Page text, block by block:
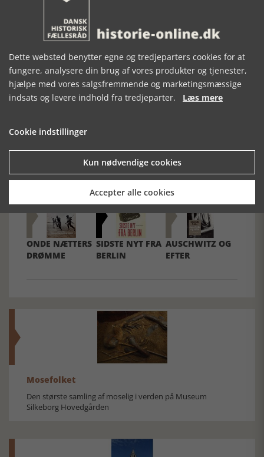
stof til eftertanke - også med hensyn til eleverne fremtidige
møder fx i aviser og på nettet.
(Historie-online.dk, den 4. oktober 2023]
Forrige artikel
SE RELATEREDE ARTIKLER
ONDE NÆTTERS
DRØMME
SIDSTE NYT FRA
BERLIN
AUSCHWITZ OG
EFTER
Mosefolket
Den største samling af moselig i verden på Museum
Silkeborg Hovedgården
Dette websted benytter egne og tredjeparters cookies for at
fungere, analysere din brug af vores produkter og tjenester,
hjælpe med vores salgsfremmende og marketingsmæssige
indsats og levere indhold fra tredjeparter. Læs mere
Cookie indstillinger
Kun nødvendige cookies
Accepter alle cookies